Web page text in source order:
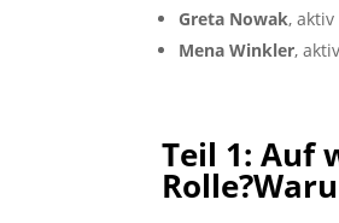
Greta Nowak,
Mena Winkler,
Teil 1: Auf